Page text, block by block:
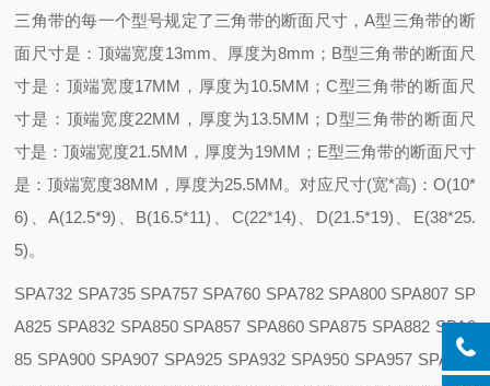
三角带的每一个型号规定了三角带的断面尺寸，A型三角带的断
面尺寸是：顶端宽度13mm、厚度为8mm；B型三角带的断面尺
寸是：顶端宽度17MM，厚度为10.5MM；C型三角带的断面尺
寸是：顶端宽度22MM，厚度为13.5MM；D型三角带的断面尺
寸是：顶端宽度21.5MM，厚度为19MM；E型三角带的断面尺寸
是：顶端宽度38MM，厚度为25.5MM。对应尺寸(宽*高)：O(10*
6)、A(12.5*9)、B(16.5*11)、C(22*14)、D(21.5*19)、E(38*25.
5)。
SPA732 SPA735 SPA757 SPA760 SPA782 SPA800 SPA807 SP
A825 SPA832 SPA850 SPA857 SPA860 SPA875 SPA882 SPA8
85 SPA900 SPA907 SPA925 SPA932 SPA950 SPA957 SPA975